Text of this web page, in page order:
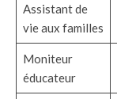
Assistant de
vie aux familles
Moniteur
éducateur